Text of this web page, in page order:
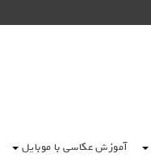
آموزش عکاسی با موبایل